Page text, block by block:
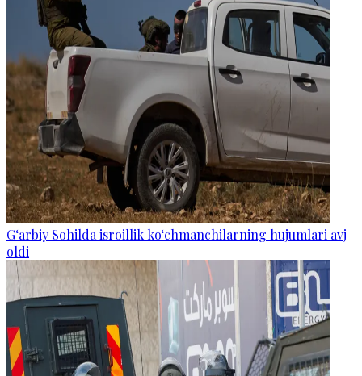
G‘arbiy Sohilda isroillik ko‘chmanchilarning hujumlari avj
oldi